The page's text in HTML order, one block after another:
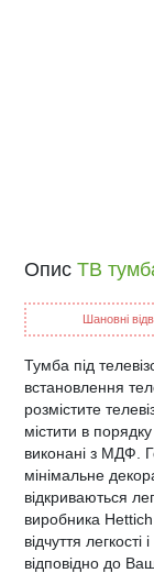
Опис ТВ
Шановні
Тумба під
встановлення
розмістите
містити в
виконані з МДФ.
мінімальне
відкриваються
виробника
відчуття
відповідно до